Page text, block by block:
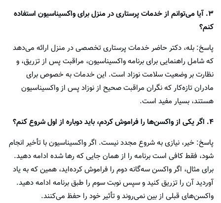
۳. آیا می‌توانم از خدمات پرستاری در منزل برای واکسیناسیون استفاده
کنم؟
پاسخ: بله، دکتر حاضر خدمات پرستاری تخصصی در منزل ارائه می‌دهد
که شامل راهنمایی برای برنامه واکسیناسیون، مراقبت پس از تزریق، و
نظارت بر وضعیت سلامت نوزاد است. این خدمات به خصوص برای
مادران تازه‌کار که نگران مراقبت صحیح از نوزاد پس از واکسیناسیون
هستند، بسیار مفید است.
۴. اگر یکی از واکسن‌ها را فراموش کردم، باید دوباره از اول شروع کنم؟
پاسخ: خیر، نیازی به شروع مجدد نیست. اگر واکسیناسیون با تأخیر انجام
شود، فقط کافی است برنامه را از همان جایی که رها شده ادامه دهید.
برای مثال، اگر واکسن سه‌گانه دوم را فراموش کرده‌اید، همین که به یاد
آوردید آن را تزریق کنید و سپس نوبت سوم را طبق برنامه ادامه دهید.
واکسن‌های قبلی از بین نمی‌روند و تأثیر خود را حفظ می‌کنند.